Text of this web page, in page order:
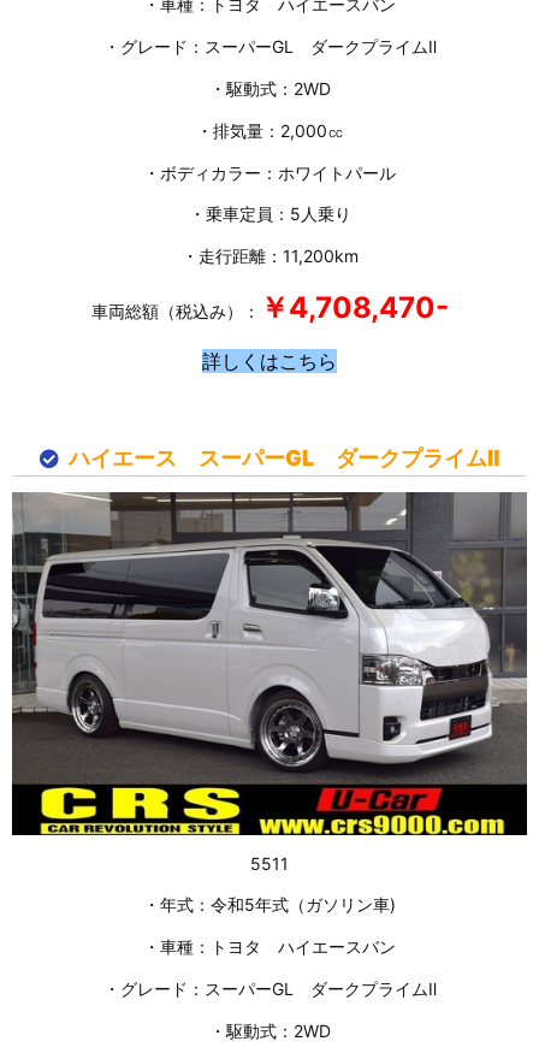
・車種：トヨタ ハイエースバン
・グレード：スーパーGL ダークプライムⅡ
・駆動式：2WD
・排気量：2,000㏄
・ボディカラー：ホワイトパール
・乗車定員：5人乗り
・走行距離：11,200km
車両総額（税込み）： ￥4,708,470-
詳しくはこちら
ハイエース スーパーGL ダークプライムⅡ
5511
・年式：令和5年式（ガソリン車)
・車種：トヨタ ハイエースバン
・グレード：スーパーGL ダークプライムⅡ
・駆動式：2WD